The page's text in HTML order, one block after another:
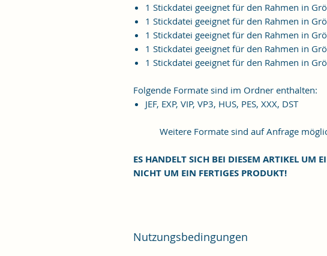
1 Stickdatei geeignet für den Rahmen in
1 Stickdatei geeignet für den Rahmen in
1 Stickdatei geeignet für den Rahmen in
1 Stickdatei geeignet für den Rahmen in
1 Stickdatei geeignet für den Rahmen in
Folgende Formate sind im Ordner enthalten:
JEF, EXP, VIP, VP3, HUS, PES, XXX, DST
Weitere Formate sind auf Anfrage
ES HANDELT SICH BEI DIESEM ARTIKEL UM
NICHT UM EIN FERTIGES PRODUKT!
Nutzungsbedingungen